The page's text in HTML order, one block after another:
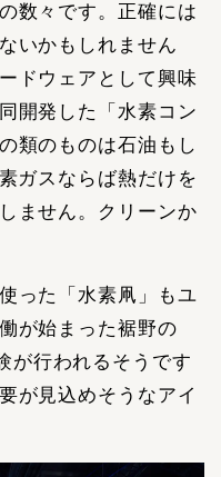
数々です。正確には
いかもしれません
ドウェアとして興味
開発した「水素コン
類のものは石油もし
ガスならば熱だけを
ません。クリーンか
った「水素凧」もユ
が始まった裾野の
が行われるそうです
が見込めそうなアイ